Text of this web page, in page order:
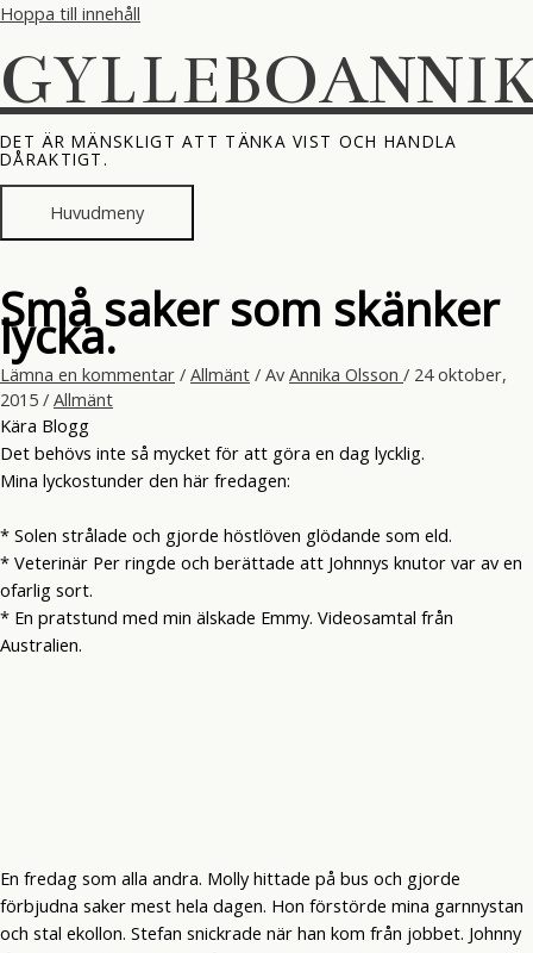
Hoppa till innehåll
DET ÄR MÄNSKLIGT ATT TÄNKA VIST OCH HANDLA
DÅRAKTIGT.
Huvudmeny
Små saker som skänker
lycka.
Lämna en kommentar / Allmänt / Av Annika Olsson / 24 oktober,
2015 / Allmänt
Kära Blogg
Det behövs inte så mycket för att göra en dag lycklig.
Mina lyckostunder den här fredagen:
* Solen strålade och gjorde höstlöven glödande som eld.
* Veterinär Per ringde och berättade att Johnnys knutor var av en
ofarlig sort.
* En pratstund med min älskade Emmy. Videosamtal från
Australien.
En fredag som alla andra. Molly hittade på bus och gjorde
förbjudna saker mest hela dagen. Hon förstörde mina garnnystan
och stal ekollon. Stefan snickrade när han kom från jobbet. Johnny